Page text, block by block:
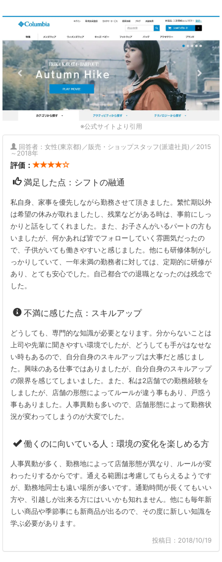
※公式サイトより引用
回答者：女性(東京都)／販売・ショップスタッフ(派遣社員)／2015
～2018年
評価：
満足した点：シフトの融通
私自身、家事を優先しながら勤務させて頂きました。繁忙期以外
は希望の休みが取れましたし、残業などがある時は、事前にしっ
かりと話をしてくれました。また、お子さんがいるパートの方も
いましたが、何かあれば皆でフォローしていく雰囲気だったの
で、子供がいても働きやすいと感じました。他にも研修体制がし
っかりしていて、一年未満の勤務者に対しては、定期的に研修が
あり、とても安心でした。自己都合での退職となったのは残念で
した。
不満に感じた点：スキルアップ
どうしても、専門的な知識が必要となります。分からないことは
上司や先輩に聞きやすい環境でしたが、どうしても手がはなせな
い時もあるので、自分自身のスキルアップは大事だと感じまし
た。興味のある仕事ではありましたが、自分自身のスキルアップ
の限界を感じてしまいました。また、私は2店舗での勤務経験を
しましたが、店舗の形態によってルールが違う事もあり、戸惑う
事もありました。人事異動も多いので、店舗形態によって勤務状
況が変わってしまうのが大変でした。
働くのに向いている人：環境の変化を楽しめる方
人事異動が多く、勤務地によって店舗形態が異なり、ルールが変
わったりするからです。通える範囲は考慮してもらえるようです
が、勤務地同士も遠い場所が多いです。通勤時間が長くてもいい
方や、引越しが出来る方にはいいかも知れません。他にも毎年新
しい商品や季節事にも新商品が出るので、その度に新しい知識を
学ぶ必要があります。
投稿日：2018/10/19